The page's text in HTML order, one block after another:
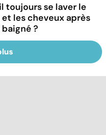
toujours se laver le
les cheveux après
baigné ?